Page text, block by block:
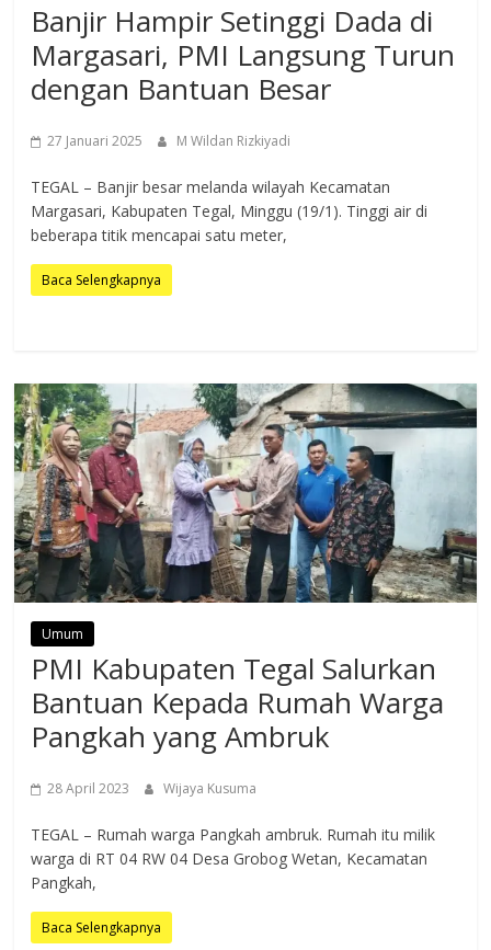
Banjir Hampir Setinggi Dada di
Margasari, PMI Langsung Turun
dengan Bantuan Besar
27 Januari 2025 M Wildan Rizkiyadi
TEGAL – Banjir besar melanda wilayah Kecamatan
Margasari, Kabupaten Tegal, Minggu (19/1). Tinggi air di
beberapa titik mencapai satu meter,
Baca Selengkapnya
Umum
PMI Kabupaten Tegal Salurkan
Bantuan Kepada Rumah Warga
Pangkah yang Ambruk
28 April 2023 Wijaya Kusuma
TEGAL – Rumah warga Pangkah ambruk. Rumah itu milik
warga di RT 04 RW 04 Desa Grobog Wetan, Kecamatan
Pangkah,
Baca Selengkapnya